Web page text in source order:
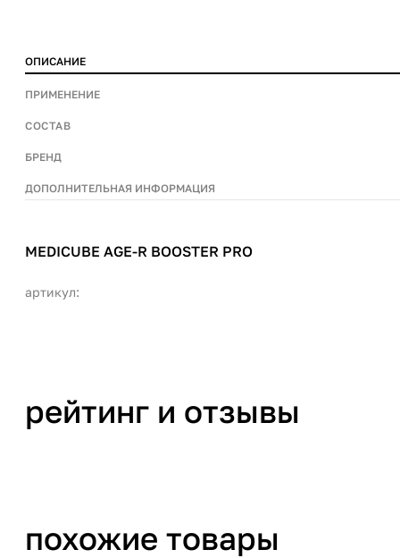
ОПИСАНИЕ
ПРИМЕНЕНИЕ
СОСТАВ
БРЕНД
ДОПОЛНИТЕЛЬНАЯ ИНФОРМАЦИЯ
MEDICUBE AGE-R BOOSTER PRO
артикул:
рейтинг и отзывы
похожие товары